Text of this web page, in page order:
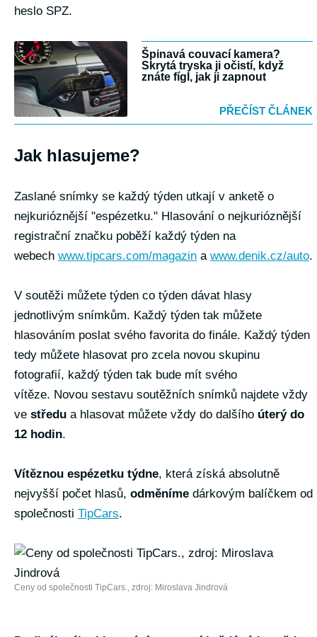
heslo SPZ.
Špinavá couvací kamera?
Skrytá tryska ji očistí, když
znáte fígl, jak ji zapnout
PŘEČÍST ČLÁNEK
Jak hlasujeme?
Zaslané snímky se každý týden utkají v anketě o
nejkurióznější "espézetku." Hlasování o nejkurióznější
registrační značku poběží každý týden na
webech www.tipcars.com/magazin a www.denik.cz/auto.
V soutěži můžete týden co týden dávat hlasy
jednotlivým snímkům. Každý týden tak můžete
hlasováním poslat svého favorita do finále. Každý týden
tedy můžete hlasovat pro zcela novou skupinu
fotografií, každý týden tak bude mít svého
vítěze. Novou sestavu soutěžních snímků najdete vždy
ve středu a hlasovat můžete vždy do dalšího úterý do
12 hodin.
Vítěznou espézetku týdne, která získá absolutně
nejvyšší počet hlasů, odměníme dárkovým balíčkem od
společnosti TipCars.
Ceny od společnosti TipCars., zdroj: Miroslava Jindrová